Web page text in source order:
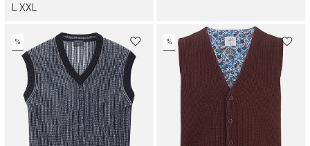
XXL
% %